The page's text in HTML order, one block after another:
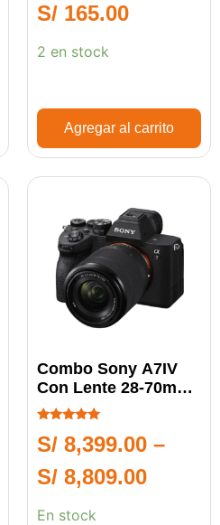
S/ 165.00
2 en stock
Agregar al carrito
Combo Sony A7IV
Con Lente 28-70mm
II
5.00
de 5
S/ 8,399.00 –
S/ 8,809.00
En stock